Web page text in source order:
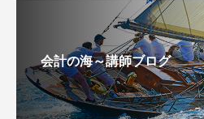
会計の海～講師ブログ